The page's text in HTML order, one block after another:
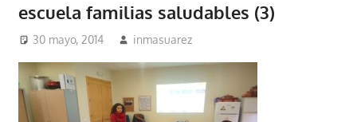
de
Casariche
(Sevilla)
escuela familias saludables (3)
30 mayo, 2014 inmasuarez